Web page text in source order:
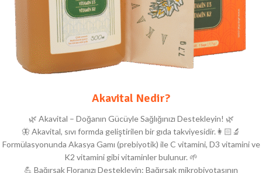
Akavital Nedir?
🌿 Akavital – Doğanın Gücüyle Sağlığınızı Destekleyin! 🌿
🦋 Akavital, sıvı formda geliştirilen bir gıda takviyesidir.👩🏻‍🔬
Formülasyonunda Akasya Gamı (prebiyotik) ile C vitamini, D3 vitamini ve
K2 vitamini gibi vitaminler bulunur. 🌱
💪 Bağırsak Floranızı Destekleyin: Bağırsak mikrobiyotasının